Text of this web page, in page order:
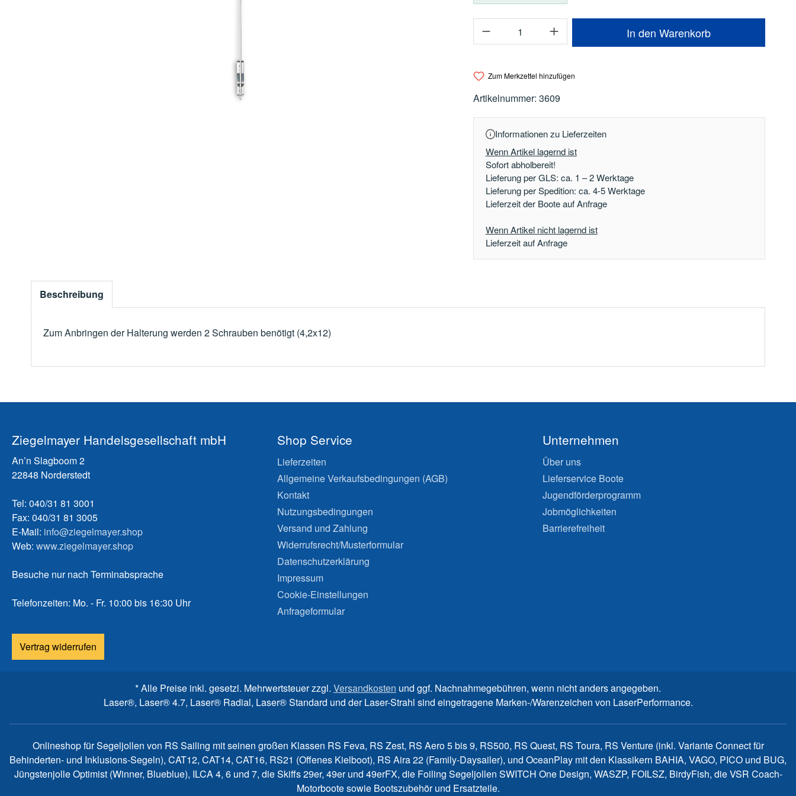
Produkt Anzahl: Gib den gewünschten Wert ein
In den Warenkorb
Zum Merkzettel hinzufügen
Artikelnummer: 3609
Informationen zu Lieferzeiten
Wenn Artikel lagernd ist
Sofort abholbereit!
Lieferung per GLS: ca. 1 – 2 Werktage
Lieferung per Spedition: ca. 4-5 Werktage
Lieferzeit der Boote auf Anfrage
Wenn Artikel nicht lagernd ist
Lieferzeit auf Anfrage
Beschreibung
Zum Anbringen der Halterung werden 2 Schrauben benötigt (4,2x12)
Ziegelmayer Handelsgesellschaft mbH
An’n Slagboom 2
22848 Norderstedt
Tel: 040/31 81 3001
Fax: 040/31 81 3005
E-Mail: info@ziegelmayer.shop
Web: www.ziegelmayer.shop
Besuche nur nach Terminabsprache
Telefonzeiten: Mo. - Fr. 10:00 bis 16:30 Uhr
Vertrag widerrufen
Shop Service
Lieferzeiten
Allgemeine Verkaufsbedingungen (AGB)
Kontakt
Nutzungsbedingungen
Versand und Zahlung
Widerrufsrecht/Musterformular
Datenschutzerklärung
Impressum
Cookie-Einstellungen
Anfrageformular
Unternehmen
Über uns
Lieferservice Boote
Jugendförderprogramm
Jobmöglichkeiten
Barrierefreiheit
* Alle Preise inkl. gesetzl. Mehrwertsteuer zzgl. Versandkosten und ggf. Nachnahmegebühren, wenn nicht anders angegeben.
Laser®, Laser® 4.7, Laser® Radial, Laser® Standard und der Laser-Strahl sind eingetragene Marken-/Warenzeichen von LaserPerformance.
Onlineshop für Segeljollen von RS Sailing mit seinen großen Klassen RS Feva, RS Zest, RS Aero 5 bis 9, RS500, RS Quest, RS Toura, RS Venture (inkl. Variante Connect für
Behinderten- und Inklusions-Segeln), CAT12, CAT14, CAT16, RS21 (Offenes Kielboot), RS Aira 22 (Family-Daysailer), und OceanPlay mit den Klassikern BAHIA, VAGO, PICO und BUG,
Jüngstenjolle Optimist (Winner, Blueblue), ILCA 4, 6 und 7, die Skiffs 29er, 49er und 49erFX, die Foiling Segeljollen SWITCH One Design, WASZP, FOILSZ, BirdyFish, die VSR Coach-
Motorboote sowie Bootszubehör und Ersatzteile.